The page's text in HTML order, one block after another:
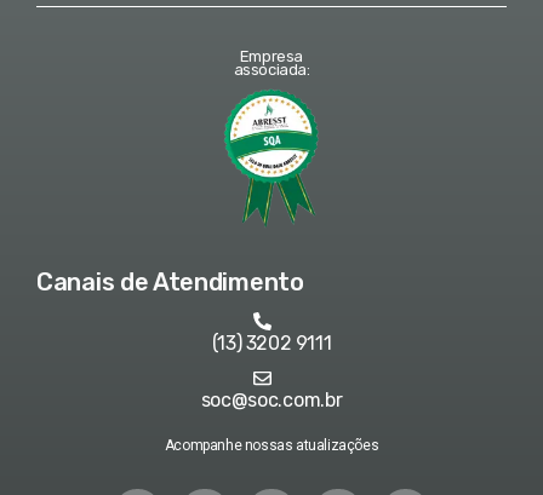
Empresa
associada:
Canais de Atendimento
(13) 3202 9111
soc@soc.com.br
Acompanhe nossas atualizações